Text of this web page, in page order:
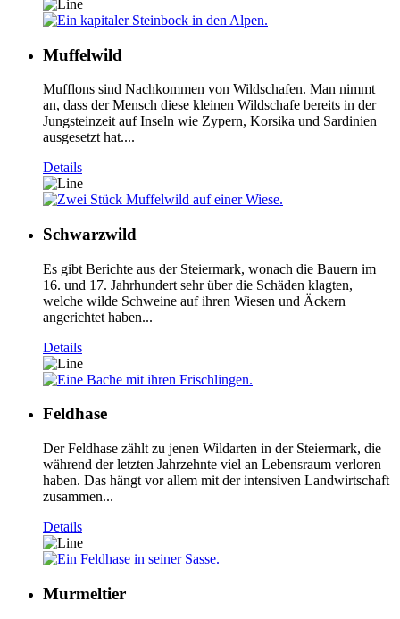
Muffelwild
Mufflons sind Nachkommen von Wildschafen. Man nimmt
an, dass der Mensch diese kleinen Wildschafe bereits in der
Jungsteinzeit auf Inseln wie Zypern, Korsika und Sardinien
ausgesetzt hat....
Details
Schwarzwild
Es gibt Berichte aus der Steiermark, wonach die Bauern im
16. und 17. Jahrhundert sehr über die Schäden klagten,
welche wilde Schweine auf ihren Wiesen und Äckern
angerichtet haben...
Details
Feldhase
Der Feldhase zählt zu jenen Wildarten in der Steiermark, die
während der letzten Jahrzehnte viel an Lebensraum verloren
haben. Das hängt vor allem mit der intensiven Landwirtschaft
zusammen...
Details
Murmeltier